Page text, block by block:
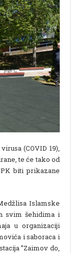
(COVID 19),
te će tako od
biti prikazane
Islamske
svim šehidima i
u organizaciji
i saboraca i
”Zaimov do,